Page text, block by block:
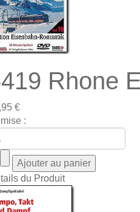
Rhone
€
:
du Produit